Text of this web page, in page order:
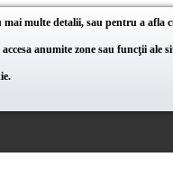
multe detalii, sau pentru a afla
anumite zone sau funcţii ale